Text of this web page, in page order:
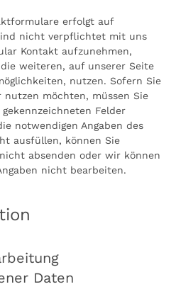
erfolgt auf
nicht verpflichtet mit uns
Kontakt aufzunehmen,
weiteren, auf unserer Seite
nutzen. Sofern Sie
möchten, müssen Sie
Felder
notwendigen Angaben des
ausfüllen, können Sie
absenden oder wir können
nicht bearbeiten.
Daten